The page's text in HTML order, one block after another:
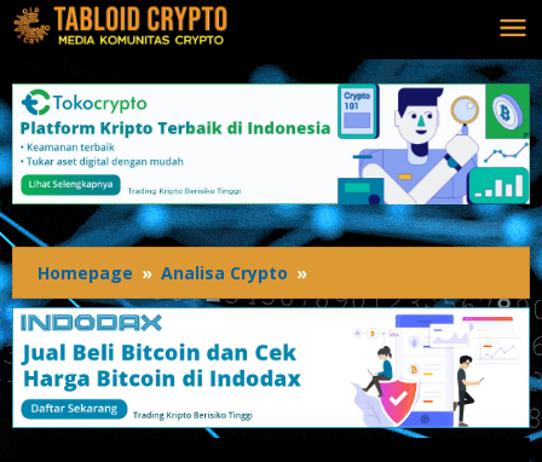
Lewati
ke
konten
Homepage » Analisa Crypto »
Tembus
Druckenmiller
Prediksi
Crypto